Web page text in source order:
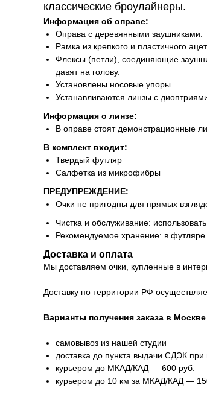
классические броулайнеры.
Информация об оправе:
Оправа с деревянными заушниками.
Рамка из крепкого и пластичного
Флексы (петли), соединяющие
давят на голову.
Установлены носовые упоры
Устанавливаются линзы с
Информация о линзе:
В оправе стоят демонстрационные
В комплект входит:
Твердый футляр
Салфетка из микрофибры
ПРЕДУПРЕЖДЕНИЕ:
Очки не пригодны для прямых
Чистка и обслуживание:
Рекомендуемое хранение: в футляре.
Доставка и оплата
Мы доставляем очки, купленные в
Доставку по территории РФ
Варианты получения заказа в
самовывоз из нашей студии
доставка до пункта выдачи СДЭК
курьером до МКАД/КАД — 600 руб.
курьером до 10 км за МКАД/КАД —